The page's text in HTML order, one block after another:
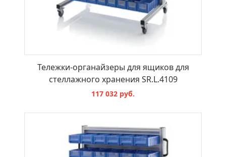
Тележки-органайзеры для ящиков для
стеллажного хранения SR.L.4109
117 032 руб.